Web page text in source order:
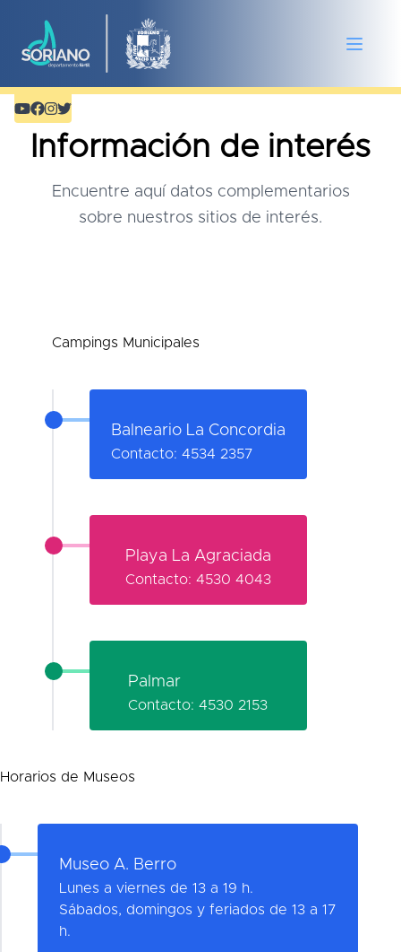
Información de interés
Encuentre aquí datos complementarios
sobre nuestros sitios de interés.
Campings Municipales
Balneario La Concordia
Contacto: 4534 2357
Playa La Agraciada
Contacto: 4530 4043
Palmar
Contacto: 4530 2153
Horarios de Museos
Museo A. Berro
Lunes a viernes de 13 a 19 h.
Sábados, domingos y feriados de 13 a 17
h.